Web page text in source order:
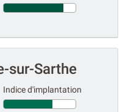
sur-Sarthe
Indice d'implantation